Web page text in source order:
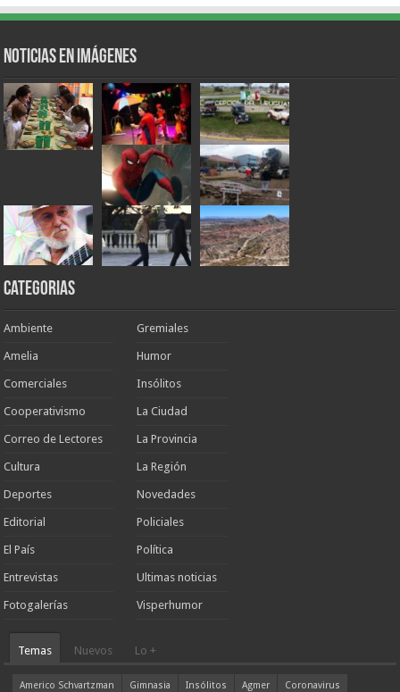
Noticias en Imágenes
Categorias
Ambiente
Amelia
Comerciales
Cooperativismo
Correo de Lectores
Cultura
Deportes
Editorial
El País
Entrevistas
Fotogalerías
Gremiales
Humor
Insólitos
La Ciudad
La Provincia
La Región
Novedades
Policiales
Política
Ultimas noticias
Visperhumor
Temas Nuevos Lo +
Americo Schvartzman Gimnasia Insólitos Agmer
Coronavirus